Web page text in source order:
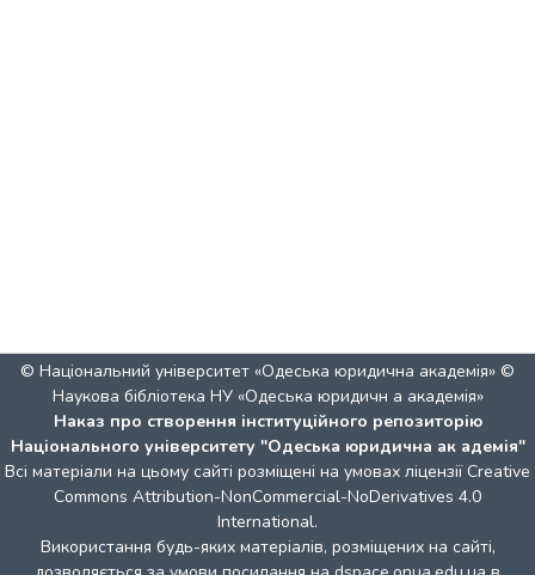
© Національний університет «Одеська юридична академія» ©
Наукова бібліотека НУ «Одеська юридичн а академія»
Наказ про створення інституційного репозиторію
Національного університету "Одеська юридична ак адемія"
Всі матеріали на цьому сайті розміщені на умовах ліцензії Creative
Commons Attribution-NonCommercial-NoDerivatives 4.0
International.
Використання будь-яких матеріалів, розміщених на сайті,